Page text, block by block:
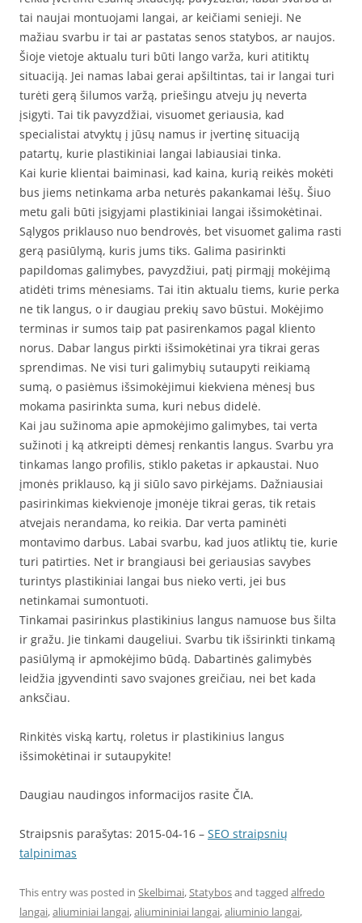
tai naujai montuojami langai, ar keičiami senieji. Ne
mažiau svarbu ir tai ar pastatas senos statybos, ar naujos.
Šioje vietoje aktualu turi būti lango varža, kuri atitiktų
situaciją. Jei namas labai gerai apšiltintas, tai ir langai turi
turėti gerą šilumos varžą, priešingu atveju jų neverta
įsigyti. Tai tik pavyzdžiai, visuomet geriausia, kad
specialistai atvyktų į jūsų namus ir įvertinę situaciją
patartų, kurie plastikiniai langai labiausiai tinka.
Kai kurie klientai baiminasi, kad kaina, kurią reikės mokėti
bus jiems netinkama arba neturės pakankamai lėšų. Šiuo
metu gali būti įsigyjami plastikiniai langai išsimokėtinai.
Sąlygos priklauso nuo bendrovės, bet visuomet galima rasti
gerą pasiūlymą, kuris jums tiks. Galima pasirinkti
papildomas galimybes, pavyzdžiui, patį pirmąjį mokėjimą
atidėti trims mėnesiams. Tai itin aktualu tiems, kurie perka
ne tik langus, o ir daugiau prekių savo būstui. Mokėjimo
terminas ir sumos taip pat pasirenkamos pagal kliento
norus. Dabar langus pirkti išsimokėtinai yra tikrai geras
sprendimas. Ne visi turi galimybių sutaupyti reikiamą
sumą, o pasiėmus išsimokėjimui kiekviena mėnesį bus
mokama pasirinkta suma, kuri nebus didelė.
Kai jau sužinoma apie apmokėjimo galimybes, tai verta
sužinoti į ką atkreipti dėmesį renkantis langus. Svarbu yra
tinkamas lango profilis, stiklo paketas ir apkaustai. Nuo
įmonės priklauso, ką ji siūlo savo pirkėjams. Dažniausiai
pasirinkimas kiekvienoje įmonėje tikrai geras, tik retais
atvejais nerandama, ko reikia. Dar verta paminėti
montavimo darbus. Labai svarbu, kad juos atliktų tie, kurie
turi patirties. Net ir brangiausi bei geriausias savybes
turintys plastikiniai langai bus nieko verti, jei bus
netinkamai sumontuoti.
Tinkamai pasirinkus plastikinius langus namuose bus šilta
ir gražu. Jie tinkami daugeliui. Svarbu tik išsirinkti tinkamą
pasiūlymą ir apmokėjimo būdą. Dabartinės galimybės
leidžia įgyvendinti savo svajones greičiau, nei bet kada
anksčiau.
Rinkitės viską kartų, roletus ir plastikinius langus
išsimokėtinai ir sutaupykite!
Daugiau naudingos informacijos rasite ČIA.
Straipsnis parašytas: 2015-04-16 – SEO straipsnių
talpinimas
This entry was posted in Skelbimai,Statybosand tagged alfredo
langai,aliuminiai langai,aliumininiai langai,aliuminio langai,